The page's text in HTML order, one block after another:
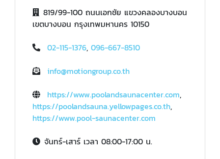
819/99-100 ถนนเอกชัย แขวงคลองบางบอน
เขตบางบอน กรุงเทพมหานคร 10150
02-115-1376, 096-667-8510
info@motiongroup.co.th
https://www.poolandsaunacenter.com,
https://poolandsauna.yellowpages.co.th,
https://www.pool-saunacenter.com
จันทร์-เสาร์ เวลา 08:00-17:00 น.